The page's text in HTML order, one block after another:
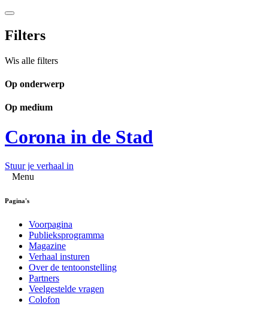
Filters
Wis alle filters
Op onderwerp
Op medium
Corona in de Stad
Stuur je verhaal in
Menu
Pagina's
Voorpagina
Publieksprogramma
Magazine
Verhaal insturen
Over de tentoonstelling
Partners
Veelgestelde vragen
Colofon